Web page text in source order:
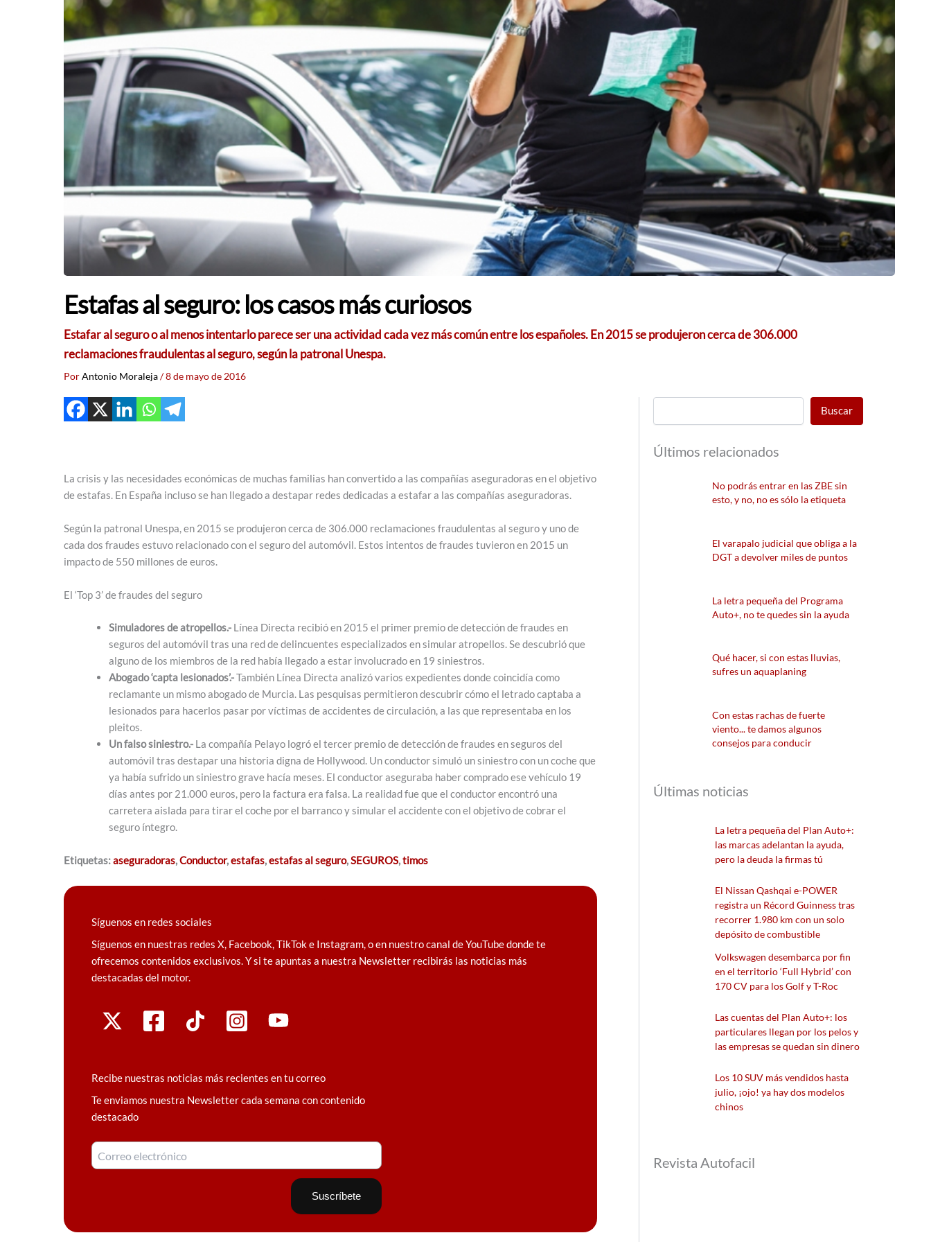
Estafas al seguro: los casos más curiosos
Estafar al seguro o al menos intentarlo parece ser una actividad cada vez más común entre los españoles. En 2015 se produjeron cerca de 306.000
reclamaciones fraudulentas al seguro, según la patronal Unespa.
PorAntonio Moraleja/8 de mayo de 2016
La crisis y las necesidades económicas de muchas familias han convertido a las compañías aseguradoras en el objetivo
de estafas. En España incluso se han llegado a destapar redes dedicadas a estafar a las compañías aseguradoras.
Según la patronal Unespa, en 2015 se produjeron cerca de 306.000 reclamaciones fraudulentas al seguro y uno de
cada dos fraudes estuvo relacionado con el seguro del automóvil. Estos intentos de fraudes tuvieron en 2015 un
impacto de 550 millones de euros.
El ‘Top 3’ de fraudes del seguro
Simuladores de atropellos.- Línea Directa recibió en 2015 el primer premio de detección de fraudes en
seguros del automóvil tras una red de delincuentes especializados en simular atropellos. Se descubrió que
alguno de los miembros de la red había llegado a estar involucrado en 19 siniestros.
Abogado ‘capta lesionados’.-También Línea Directa analizó varios expedientes donde coincidía como
reclamante un mismo abogado de Murcia. Las pesquisas permitieron descubrir cómo el letrado captaba a
lesionados para hacerlos pasar por víctimas de accidentes de circulación, a las que representaba en los
pleitos.
Un falso siniestro.- La compañía Pelayo logró el tercer premio de detección de fraudes en seguros del
automóvil tras destapar una historia digna de Hollywood. Un conductor simuló un siniestro con un coche que
ya había sufrido un siniestro grave hacía meses. El conductor aseguraba haber comprado ese vehículo 19
días antes por 21.000 euros, pero la factura era falsa. La realidad fue que el conductor encontró una
carretera aislada para tirar el coche por el barranco y simular el accidente con el objetivo de cobrar el
seguro íntegro.
Etiquetas:aseguradoras,Conductor,estafas,estafas al seguro,SEGUROS,timos
Síguenos en redes sociales
Síguenos en nuestras redes X, Facebook, TikTok e Instagram, o en nuestro canal de YouTube donde te
ofrecemos contenidos exclusivos. Y si te apuntas a nuestra Newsletter recibirás las noticias más
destacadas del motor.
Recibe nuestras noticias más recientes en tu correo
Te enviamos nuestra Newsletter cada semana con contenido
destacado
Buscar
Últimos relacionados
No podrás entrar en las ZBE sin
esto, y no, no es sólo la etiqueta
El varapalo judicial que obliga a la
DGT a devolver miles de puntos
La letra pequeña del Programa
Auto+, no te quedes sin la ayuda
Qué hacer, si con estas lluvias,
sufres un aquaplaning
Con estas rachas de fuerte
viento... te damos algunos
consejos para conducir
Últimas noticias
La letra pequeña del Plan Auto+:
las marcas adelantan la ayuda,
pero la deuda la firmas tú
El Nissan Qashqai e-POWER
registra un Récord Guinness tras
recorrer 1.980 km con un solo
depósito de combustible
Volkswagen desembarca por fin
en el territorio ‘Full Hybrid’ con
170 CV para los Golf y T-Roc
Las cuentas del Plan Auto+: los
particulares llegan por los pelos y
las empresas se quedan sin dinero
Los 10 SUV más vendidos hasta
julio, ¡ojo! ya hay dos modelos
chinos
Revista Autofacil